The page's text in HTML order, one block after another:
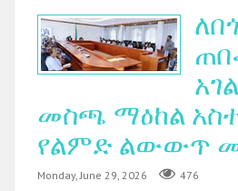
መስጫ ማዕከል
የልምድ ልውውጥ
Monday, June 29, 2026 476